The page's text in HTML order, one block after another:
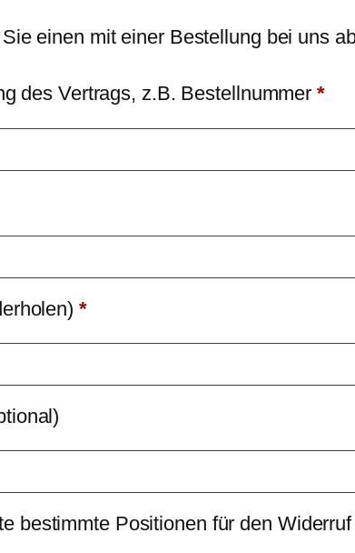
einen mit einer Bestellung bei uns
des Vertrags, z.B. Bestellnummer*
*
bestimmte Positionen für den